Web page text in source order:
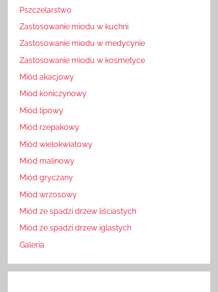
Pszczelarstwo
Zastosowanie miodu w kuchni
Zastosowanie miodu w medycynie
Zastosowanie miodu w kosmetyce
Miód akacjowy
Miód koniczynowy
Miód lipowy
Miód rzepakowy
Miód wielokwiatowy
Miód malinowy
Miód gryczany
Miód wrzosowy
Miód ze spadzi drzew liściastych
Miód ze spadzi drzew iglastych
Galeria